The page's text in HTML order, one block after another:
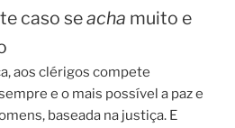
caso seacha muito e
aos clérigos compete
e o mais possível a paz e
baseada na justiça. E